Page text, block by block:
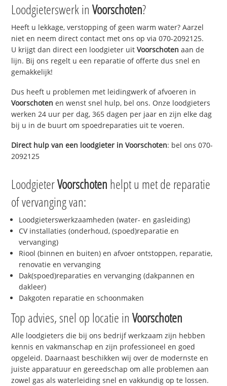
Loodgieterswerk inVoorschoten?
Heeft u lekkage, verstopping of geen warm water? Aarzel
niet en neem direct contact met ons op via 070-2092125.
U krijgt dan direct een loodgieter uitVoorschoten aan de
lijn. Bij ons regelt u een reparatie of offerte dus snel en
gemakkelijk!
Dus heeft u problemen met leidingwerk of afvoeren in
Voorschoten en wenst snel hulp, bel ons. Onze loodgieters
werken 24 uur per dag, 365 dagen per jaar en zijn elke dag
bij u in de buurt om spoedreparaties uit te voeren.
Direct hulp van een loodgieter inVoorschoten: bel ons 070-
2092125
LoodgieterVoorschoten helpt u met de reparatie
of vervanging van:
Loodgieterswerkzaamheden (water- en gasleiding)
CV installaties (onderhoud, (spoed)reparatie en
vervanging)
Riool (binnen en buiten) en afvoer ontstoppen, reparatie,
renovatie en vervanging
Dak(spoed)reparaties en vervanging (dakpannen en
dakleer)
Dakgoten reparatie en schoonmaken
Top advies, snel op locatie inVoorschoten
Alle loodgieters die bij ons bedrijf werkzaam zijn hebben
kennis en vakmanschap en zijn professioneel en goed
opgeleid. Daarnaast beschikken wij over de modernste en
juiste apparatuur en gereedschap om alle problemen aan
zowel gas als waterleiding snel en vakkundig op te lossen.